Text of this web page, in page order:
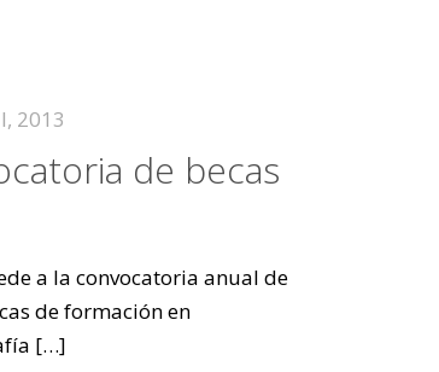
2013
de becas
a la convocatoria anual de
de formación en
[…]